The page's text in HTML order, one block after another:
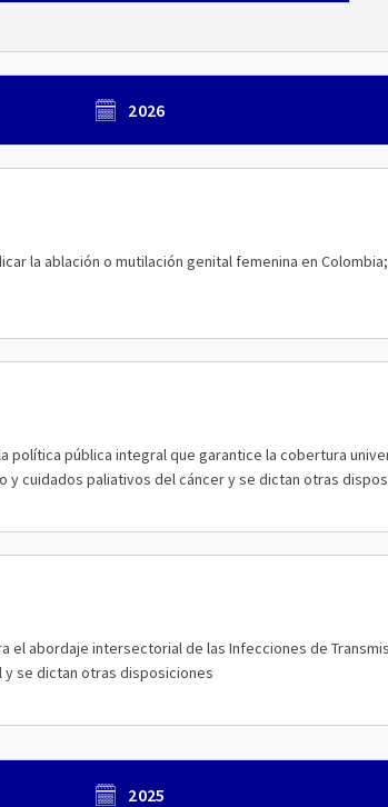
2026
la ablación o mutilación genital femenina en
política pública integral que garantice la cobertura
cuidados paliativos del cáncer y se dictan otras
abordaje intersectorial de las Infecciones de
y se dictan otras disposiciones
2025